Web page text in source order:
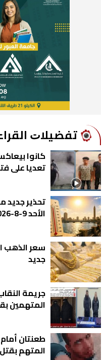
ﺗﻔﻀﻴﻼﺕ
كانوا
تعديا على
تحذير جديد
الأحد 9-8-2026
جديد
جريمة
المتهمين
طعنتان
المتهم